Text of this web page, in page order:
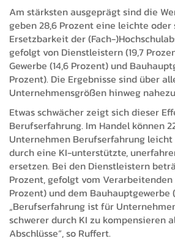
Am stärksten ausgeprägt sind die
geben 28,6 Prozent eine leichte
Ersetzbarkeit der (Fach-
gefolgt von Dienstleistern (19,7
Gewerbe (14,6 Prozent) und
Prozent). Die Ergebnisse sind über
Unternehmensgrößen hinweg
Etwas schwächer zeigt sich dieser
Berufserfahrung. Im Handel können
Unternehmen Berufserfahrung
durch eine KI-unterstützte,
ersetzen. Bei den Dienstleistern
Prozent, gefolgt vom Verarbeitenden
Prozent) und dem Bauhauptgewerbe
„Berufserfahrung ist für
schwerer durch KI zu kompensieren
Abschlüsse“, so Ruffert.